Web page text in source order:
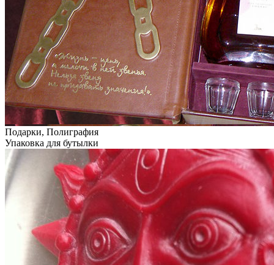
Подарки, Полиграфия
Упаковка для бутылки